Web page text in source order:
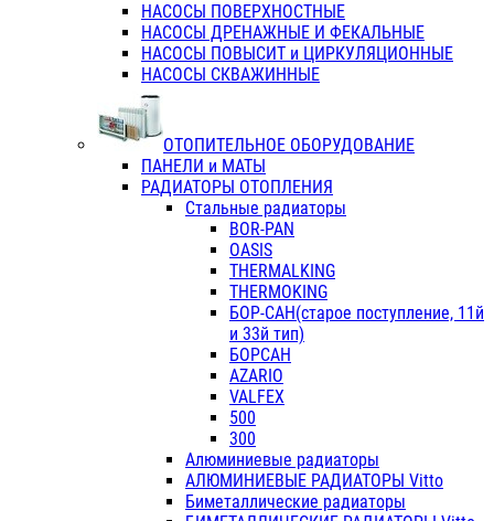
НАСОСЫ ПОВЕРХНОСТНЫЕ
НАСОСЫ ДРЕНАЖНЫЕ И ФЕКАЛЬНЫЕ
НАСОСЫ ПОВЫСИТ и ЦИРКУЛЯЦИОННЫЕ
НАСОСЫ СКВАЖИННЫЕ
ОТОПИТЕЛЬНОЕ ОБОРУДОВАНИЕ
ПАНЕЛИ и МАТЫ
РАДИАТОРЫ ОТОПЛЕНИЯ
Стальные радиаторы
BOR-PAN
OASIS
THERMALKING
THERMOKING
БОР-САН(старое поступление, 11й
и 33й тип)
БОРСАН
AZARIO
VALFEX
500
300
Алюминиевые радиаторы
АЛЮМИНИЕВЫЕ РАДИАТОРЫ Vitto
Биметаллические радиаторы